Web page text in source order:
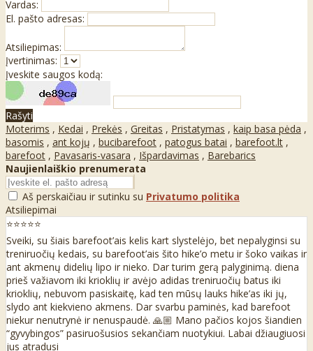
Vardas:
El. pašto adresas:
Atsiliepimas:
Įvertinimas:
Įveskite saugos kodą:
Rašyti
Moterims , Kedai , Prekės , Greitas , Pristatymas , kaip basa pėda ,
basomis , ant kojų , bucibarefoot , patogus batai , barefoot.lt ,
barefoot , Pavasaris-vasara , Išpardavimas , Barebarics
Naujienlaiškio prenumerata
Aš perskaičiau ir sutinku su Privatumo politika
Atsiliepimai
⭐⭐⭐⭐⭐
Sveiki, su šiais barefoot’ais kelis kart slystelėjo, bet nepalyginsi su
treniruočių kedais, su barefoot’ais šito hike’o metu ir šoko vaikas ir
ant akmenų didelių lipo ir nieko. Dar turim gerą palyginimą. diena
prieš važiavom iki krioklių ir avėjo adidas treniruočių batus iki
krioklių, nebuvom pasiskaitę, kad ten mūsų lauks hike’as iki jų,
slydo ant kiekvieno akmens. Dar svarbu paminės, kad barefoot
niekur nenutrynė ir nenuspaudė. 🙏🏼 Mano pačios kojos šiandien
“gyvybingos” pasiruošusios sekančiam nuotykiui. Labai džiaugiuosi
jus atradusi